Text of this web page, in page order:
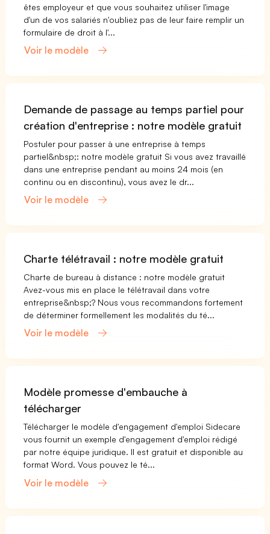
êtes employeur et que vous souhaitez utiliser l'image
d'un de vos salariés n'oubliez pas de leur faire remplir un
formulaire de droit à l'...
Voir le modèle
Demande de passage au temps partiel pour
création d'entreprise : notre modèle gratuit
Postuler pour passer à une entreprise à temps
partiel&nbsp;: notre modèle gratuit Si vous avez travaillé
dans une entreprise pendant au moins 24 mois (en
continu ou en discontinu), vous avez le dr...
Voir le modèle
Charte télétravail : notre modèle gratuit
Charte de bureau à distance : notre modèle gratuit
Avez-vous mis en place le télétravail dans votre
entreprise&nbsp;? Nous vous recommandons fortement
de déterminer formellement les modalités du té...
Voir le modèle
Modèle promesse d'embauche à
télécharger
Télécharger le modèle d'engagement d'emploi Sidecare
vous fournit un exemple d'engagement d'emploi rédigé
par notre équipe juridique. Il est gratuit et disponible au
format Word. Vous pouvez le té...
Voir le modèle